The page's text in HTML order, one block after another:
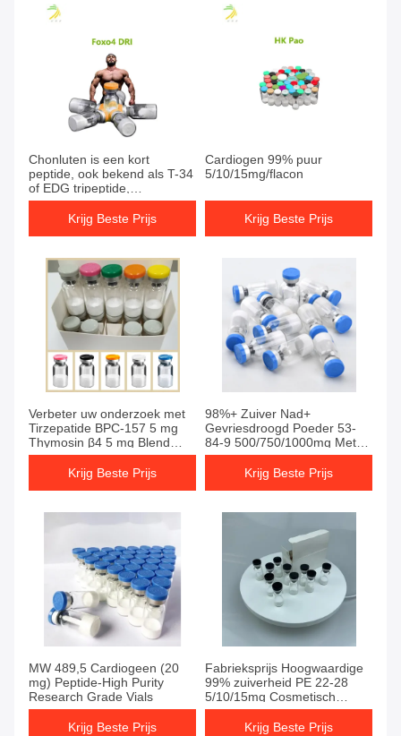
Chonluten is een kort
peptide, ook bekend als T-34
of EDG tripeptide,
samengesteld uit glycine,
glutamine en asparagine.
Krijg Beste Prijs
Cardiogen 99% puur
5/10/15mg/flacon
Krijg Beste Prijs
Verbeter uw onderzoek met
Tirzepatide BPC-157 5 mg
Thymosin β4 5 mg Blend
voor methodevalidatie en
pathway-interrogatie
Krijg Beste Prijs
98%+ Zuiver Nad+
Gevriesdroogd Poeder 53-
84-9 500/750/1000mg Met
Veilige Verzending
Krijg Beste Prijs
MW 489,5 Cardiogeen (20
mg) Peptide-High Purity
Research Grade Vials
Krijg Beste Prijs
Fabrieksprijs Hoogwaardige
99% zuiverheid PE 22-28
5/10/15mg Cosmetisch
poeder
Krijg Beste Prijs